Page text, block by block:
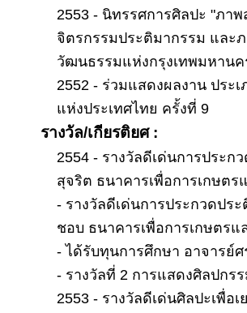
2553 - นิทรรศการศิลปะ "ภา
จิตรกรรมประติมากรรม แล
วัฒนธรรมแห่งกรุงเทพมหานค
2552 - ร่วมแสดงผลงาน ประ
แห่งประเทศไทย ครั้งที่ 9
รางวัล/เกียรติยศ :
2554 - รางวัลดีเด่นการประ
สุจริต ธนาคารเพื่อการเกษต
- รางวัลดีเด่นการประกวดป
ชอบ ธนาคารเพื่อการเกษตร
- ได้รับทุนการศึกษา อาจารย์
- รางวัลที่ 2 การแสดงศิลปกร
2553 - รางวัลดีเด่นศิลปะเพื่อ